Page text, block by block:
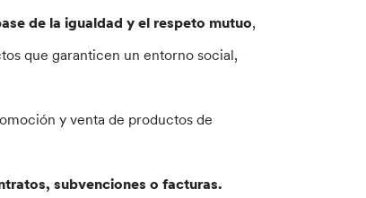
de la igualdad y el respeto mutuo,
que garanticen un entorno social,
y venta de productos de
subvenciones o facturas.